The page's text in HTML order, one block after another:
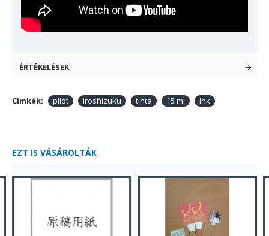
ÉRTÉKELÉSEK
Címkék: pilot iroshizuku tinta 15 ml ink
EZT IS VÁSÁROLTÁK